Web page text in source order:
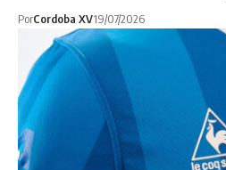
PorCordoba XV19/07/2026